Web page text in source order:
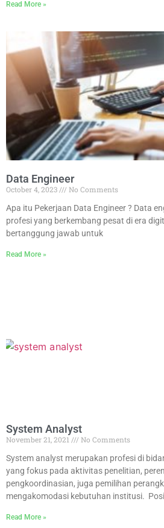
Read More »
Data Engineer
October 4, 2023
No Comments
Apa itu Pekerjaan Data Engineer ? Data
profesi yang berkembang pesat di era
bertanggung jawab untuk
Read More »
System Analyst
November 21, 2021
No Comments
System analyst merupakan profesi di
yang fokus pada aktivitas penelitian,
pengkoordinasian, juga pemilihan
mengakomodasi kebutuhan institusi.
Read More »